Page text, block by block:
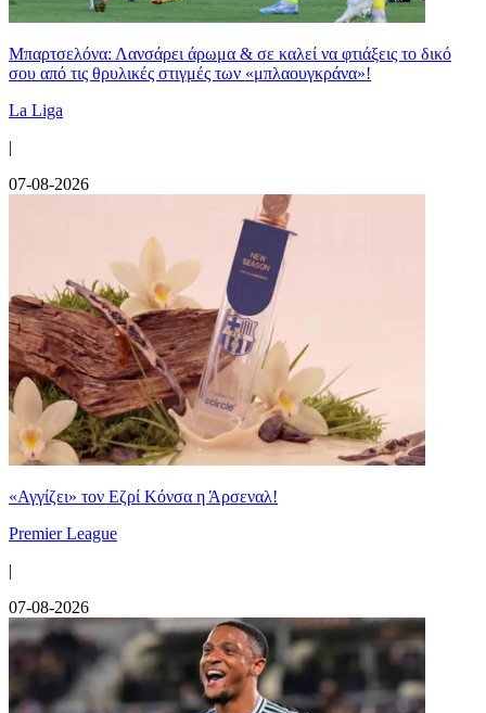
Μπαρτσελόνα: Λανσάρει άρωμα & σε καλεί να φτιάξεις το δικό
σου από τις θρυλικές στιγμές των «μπλαουγκράνα»!
La Liga
|
07-08-2026
«Αγγίζει» τον Εζρί Κόνσα η Άρσεναλ!
Premier League
|
07-08-2026